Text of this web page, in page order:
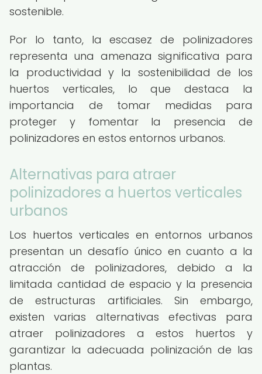
sostenible.
Por lo tanto, la escasez de polinizadores
representa una amenaza significativa para
la productividad y la sostenibilidad de los
huertos verticales, lo que destaca la
importancia de tomar medidas para
proteger y fomentar la presencia de
polinizadores en estos entornos urbanos.
Alternativas para atraer
polinizadores a huertos verticales
urbanos
Los huertos verticales en entornos urbanos
presentan un desafío único en cuanto a la
atracción de polinizadores, debido a la
limitada cantidad de espacio y la presencia
de estructuras artificiales. Sin embargo,
existen varias alternativas efectivas para
atraer polinizadores a estos huertos y
garantizar la adecuada polinización de las
plantas.